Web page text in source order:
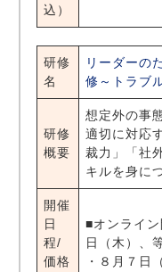
込）
研修
名
リーダーの
修～トラブ
研修
概要
想定外の事
適切に対応
裁力」「社
キルを身に
開催
日
程/
価格
■オンライ
日（木）
・８月７